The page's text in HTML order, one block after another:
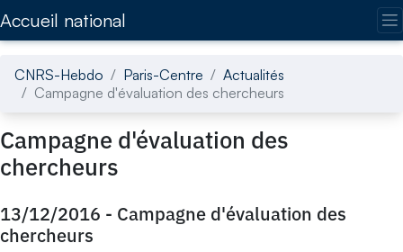
Accueil national
CNRS-Hebdo Paris-Centre
Actualités
Campagne d'évaluation des chercheurs
Campagne d'évaluation des
chercheurs
13/12/2016 - Campagne d'évaluation des
chercheurs